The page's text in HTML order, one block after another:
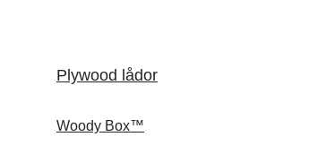
Plywood lådor
Woody Box™